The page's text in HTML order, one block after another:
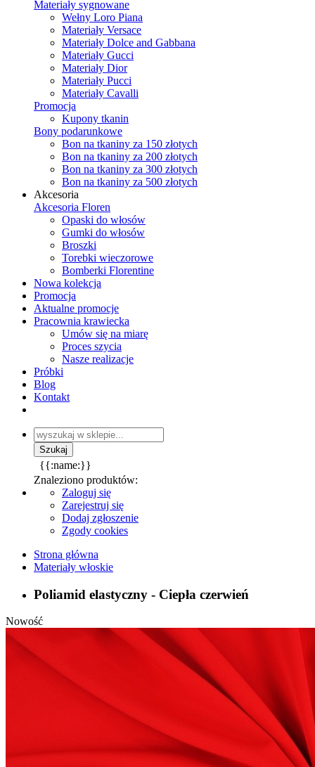
Materiały sygnowane
Wełny Loro Piana
Materiały Versace
Materiały Dolce and Gabbana
Materiały Gucci
Materiały Dior
Materiały Pucci
Materiały Cavalli
Promocja
Kupony tkanin
Bony podarunkowe
Bon na tkaniny za 150 złotych
Bon na tkaniny za 200 złotych
Bon na tkaniny za 300 złotych
Bon na tkaniny za 500 złotych
Akcesoria
Akcesoria Floren
Opaski do włosów
Gumki do włosów
Broszki
Torebki wieczorowe
Bomberki Florentine
Nowa kolekcja
Promocja
Aktualne promocje
Pracownia krawiecka
Umów się na miarę
Proces szycia
Nasze realizacje
Próbki
Blog
Kontakt
{{:name:}}
Znaleziono produktów:
Zaloguj się
Zarejestruj się
Dodaj zgłoszenie
Zgody cookies
Strona główna
Materiały włoskie
Poliamid elastyczny - Ciepła czerwień
Nowość